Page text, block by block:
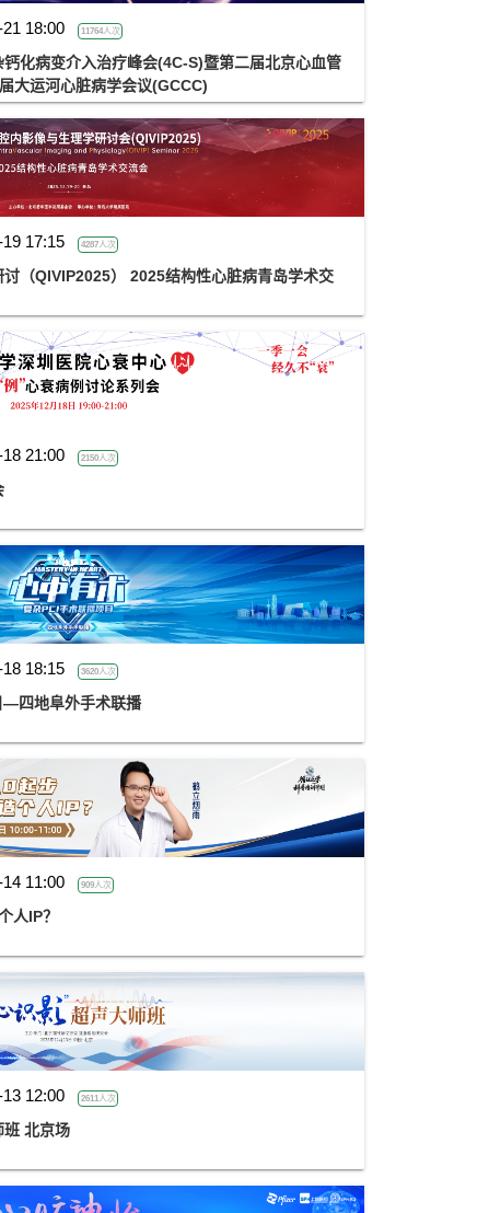
18:00 11764人次
化病变介入治疗峰会(4C-S)暨第二届北京心血管
大运河心脏病学会议(GCCC)
17:15 4287人次
（QIVIP2025） 2025结构性心脏病青岛学术交
21:00 2150人次
18:15 3620人次
—四地阜外手术联播
11:00 909人次
人IP？
12:00 2611人次
班 北京场